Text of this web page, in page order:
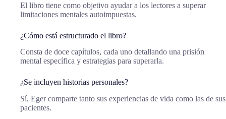
El libro tiene como objetivo ayudar a los lectores a superar
limitaciones mentales autoimpuestas.
¿Cómo está estructurado el libro?
Consta de doce capítulos, cada uno detallando una prisión
mental específica y estrategias para superarla.
¿Se incluyen historias personales?
Sí, Eger comparte tanto sus experiencias de vida como las de sus
pacientes.